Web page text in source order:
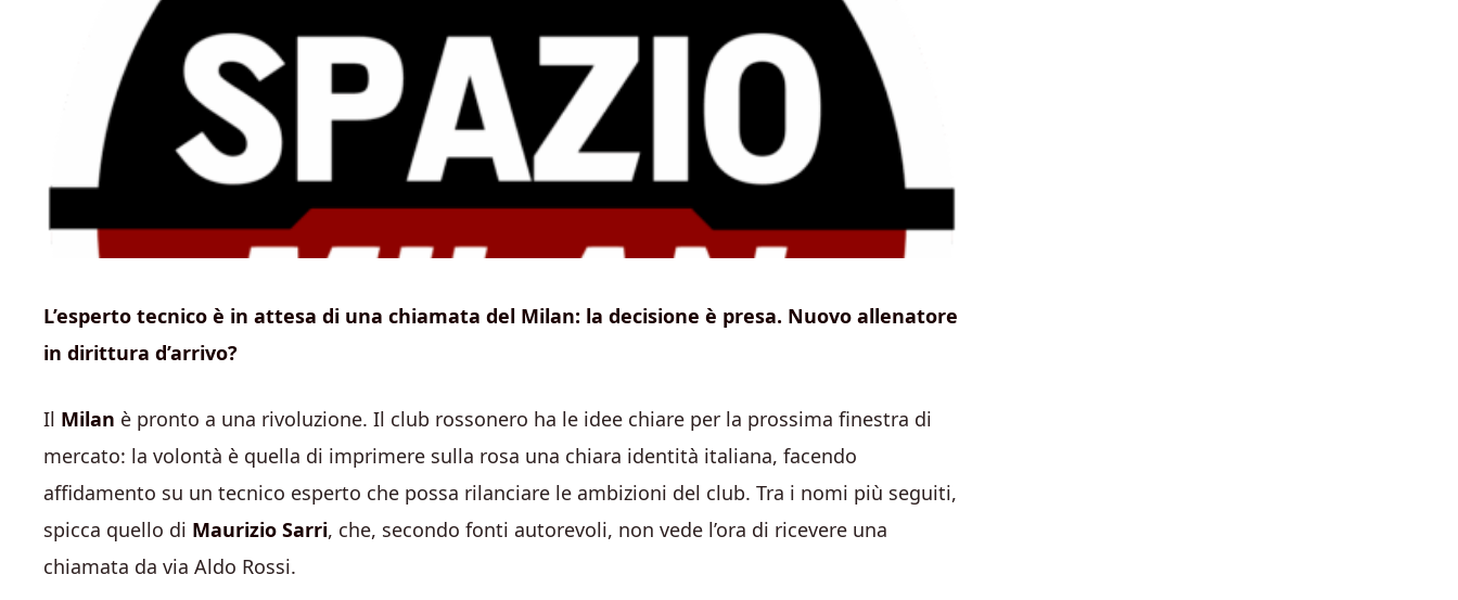
L’esperto tecnico è in attesa di una chiamata del Milan: la decisione è presa. Nuovo allenatore
in dirittura d’arrivo?
Il Milan è pronto a una rivoluzione. Il club rossonero ha le idee chiare per la prossima finestra di
mercato: la volontà è quella di imprimere sulla rosa una chiara identità italiana, facendo
affidamento su un tecnico esperto che possa rilanciare le ambizioni del club. Tra i nomi più seguiti,
spicca quello di Maurizio Sarri, che, secondo fonti autorevoli, non vede l’ora di ricevere una
chiamata da via Aldo Rossi.